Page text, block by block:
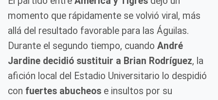
momento que rápidamente se volvió viral, más
allá del resultado favorable para las Águilas.
Durante el segundo tiempo, cuando André
Jardine decidió sustituir a Brian Rodríguez, la
afición local del Estadio Universitario lo despidió
con fuertes abucheos e insultos por su